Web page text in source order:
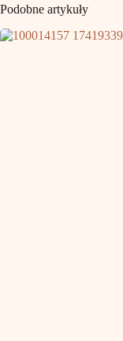
Podobne artykuły